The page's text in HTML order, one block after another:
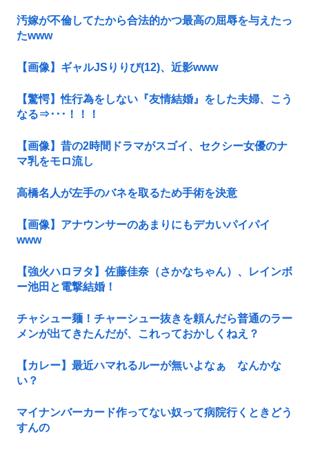
汚嫁が不倫してたから合法的かつ最高の屈辱を与えたっ
たwww
【画像】ギャルJSりりぴ(12)、近影www
【驚愕】性行為をしない『友情結婚』をした夫婦、こう
なる⇒･･･！！！
【画像】昔の2時間ドラマがスゴイ、セクシー女優のナ
マ乳をモロ流し
高橋名人が左手のバネを取るため手術を決意
【画像】アナウンサーのあまりにもデカいパイパイ
www
【強火ハロヲタ】佐藤佳奈（さかなちゃん）、レインボ
ー池田と電撃結婚！
チャシュー麺！チャーシュー抜きを頼んだら普通のラー
メンが出てきたんだが、これっておかしくねえ？
【カレー】最近ハマれるルーが無いよなぁ なんかな
い？
マイナンバーカード作ってない奴って病院行くときどう
すんの